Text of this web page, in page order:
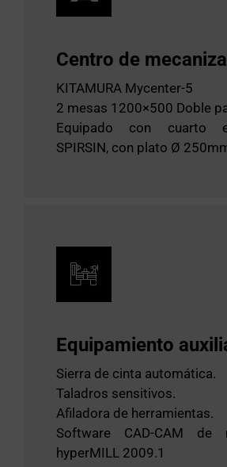
Centro de
KITAMURA Mycenter-5
2 mesas 1200×500 Doble
Equipado con cuarto
SPIRSIN, con plato Ø
Equipamiento
Sierra de cinta automática.
Taladros sensitivos.
Afiladora de herramientas.
Software CAD-CAM de
hyperMILL 2009.1